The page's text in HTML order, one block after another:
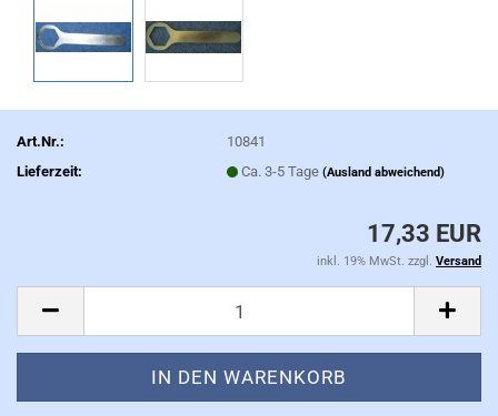
Art.Nr.:
10841
Lieferzeit:
Ca. 3-5 Tage(Ausland abweichend)
17,33 EUR
inkl. 19% MwSt. zzgl. Versand